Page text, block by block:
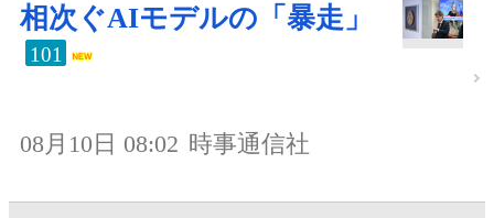
相次ぐAIモデルの「暴走」
101
08月10日 08:02 時事通信社